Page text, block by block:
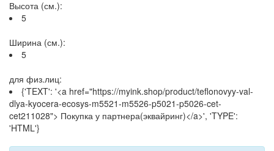
Высота (см.):
5
Ширина (см.):
5
для физ.лиц:
{'TEXT': '<a href="https://myink.shop/product/teflonovyy-val-
dlya-kyocera-ecosys-m5521-m5526-p5021-p5026-cet-
cet211028"> Покупка у партнера(эквайринг)</a>', 'TYPE':
'HTML'}